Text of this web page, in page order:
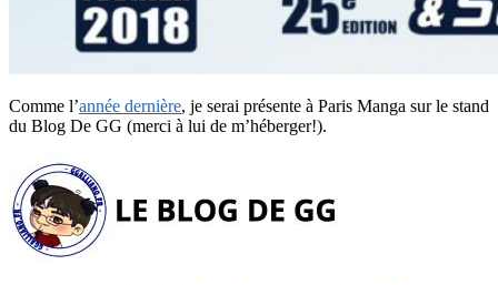
Comme l’année dernière, je serai présente à Paris Manga sur le stand
du Blog De GG (merci à lui de m’héberger!).